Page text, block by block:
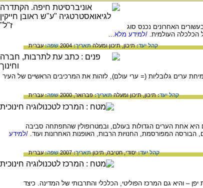
האחרונים נכנס סוג
הכלכלה העולמית. /למידע מלא...
קהל יעד:תיכון,תיכון ומעלהתאריך:2004 שפה:עברית
ערים גלובליות (= ערי עולם), לזהות את המרכיבים הראשיים של העיר
קהל יעד:תיכון,תיכון ומעלהתאריך:פברואר, 2000 שפה:עברית
היא אחת הערים הגדולות בעולם, ובמטרופולין שהתפתחה סביבה
/למידע
קהל יעד:יסודי,חטיבה,תיכוןתאריך:2007 שפה:עברית
יפן – והיא גם המרכז הפוליטי, הכלכלי והתרבותי של המדינה. כיצד